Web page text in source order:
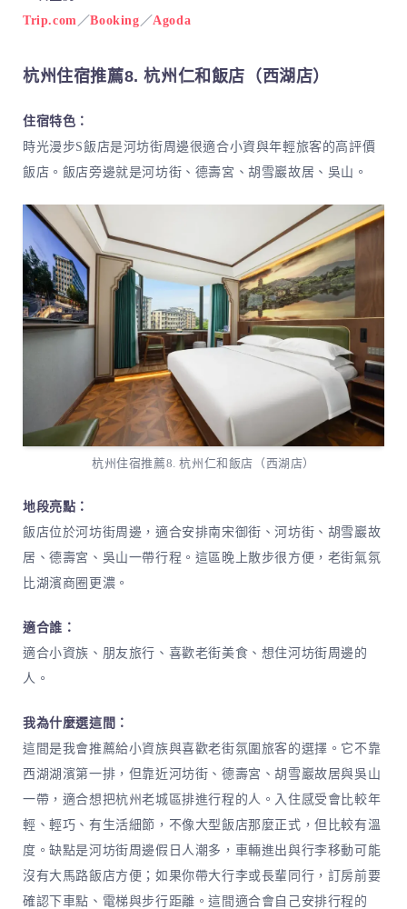
Trip.com ／Booking ／Agoda
杭州住宿推薦8. 杭州仁和飯店（西湖店）
住宿特色：
時光漫步S飯店是河坊街周邊很適合小資與年輕旅客的高評價
飯店。飯店旁邊就是河坊街、德壽宮、胡雪巖故居、吳山。
杭州住宿推薦8. 杭州仁和飯店（西湖店）
地段亮點：
飯店位於河坊街周邊，適合安排南宋御街、河坊街、胡雪巖故
居、德壽宮、吳山一帶行程。這區晚上散步很方便，老街氣氛
比湖濱商圈更濃。
適合誰：
適合小資族、朋友旅行、喜歡老街美食、想住河坊街周邊的
人。
我為什麼選這間：
這間是我會推薦給小資族與喜歡老街氛圍旅客的選擇。它不靠
西湖湖濱第一排，但靠近河坊街、德壽宮、胡雪巖故居與吳山
一帶，適合想把杭州老城區排進行程的人。入住感受會比較年
輕、輕巧、有生活細節，不像大型飯店那麼正式，但比較有溫
度。缺點是河坊街周邊假日人潮多，車輛進出與行李移動可能
沒有大馬路飯店方便；如果你帶大行李或長輩同行，訂房前要
確認下車點、電梯與步行距離。這間適合會自己安排行程的